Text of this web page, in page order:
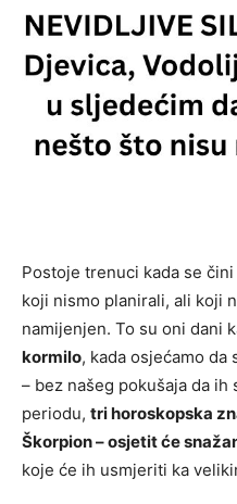
Postoje trenuci kada se
koji nismo planirali, ali koji
namijenjen. To su oni dani
kormilo, kada osjećamo da
– bez našeg pokušaja da
periodu, tri horoskopska
Škorpion – osjetit će
koje će ih usmjeriti ka